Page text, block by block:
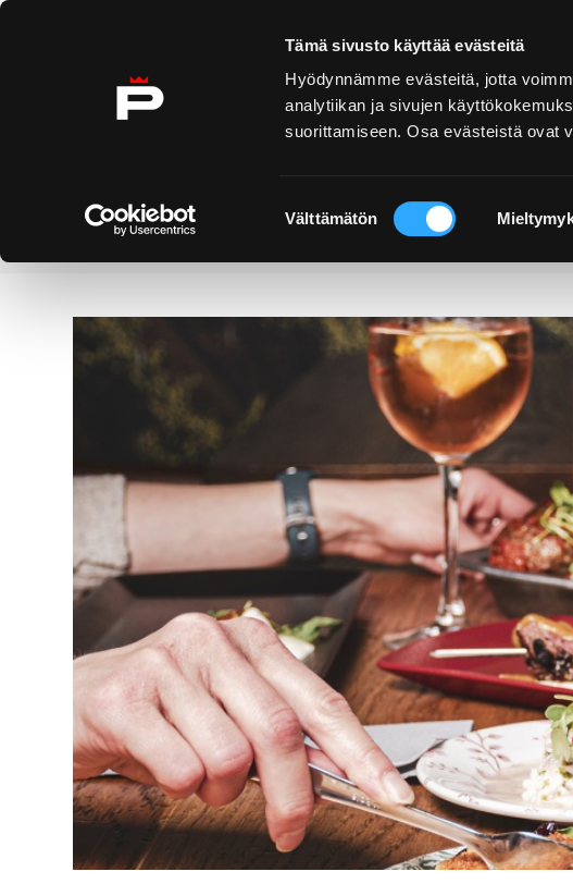
Tämä sivusto käyttää evästeitä
Hyödynnämme evästeitä, jotta
analytiikan ja sivujen
suorittamiseen. Osa evästeistä ovat
valinta
Välttämätön
Ohita sisältö
Etusivu